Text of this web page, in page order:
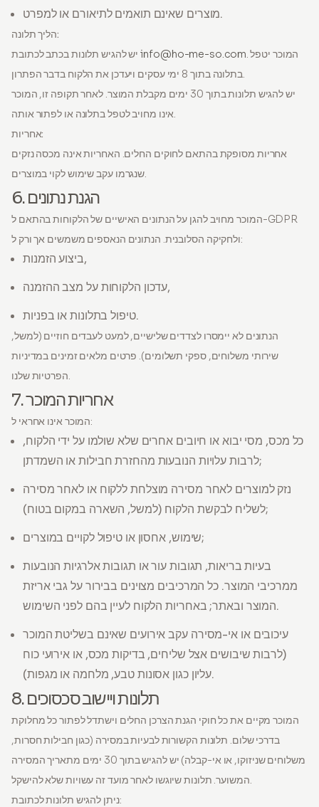
מוצרים שאינם תואמים לתיאורם או למפרט.
הליך תלונה:
יש להגיש תלונות בכתב לכתובתinfo@ho-me-so.com. המוכר יטפל
בתלונה בתוך 8 ימי עסקים ויעדכן את הלקוח בדבר הפתרון.
יש להגיש תלונות בתוך 30 ימים מקבלת המוצר. לאחר תקופה זו, המוכר
אינו מחויב לטפל בתלונה או לפתור אותה.
אחריות:
אחריות מסופקת בהתאם לחוקים החלים. האחריות אינה מכסה נזקים
שנגרמו עקב שימוש לקוי במוצרים.
6. הגנת נתונים
המוכר מחויב להגן על הנתונים האישיים של הלקוחות בהתאם ל-GDPR
ולחקיקה הסלובנית. הנתונים הנאספים משמשים אך ורק ל:
ביצוע הזמנות,
עדכון הלקוחות על מצב ההזמנה,
טיפול בתלונות או בפניות.
הנתונים לא יימסרו לצדדים שלישיים, למעט לעבדים חוזיים (למשל,
שירותי משלוחים, ספקי תשלומים). פרטים מלאים זמינים במדיניות
הפרטיות שלנו.
7. אחריות המוכר
המוכר אינו אחראי ל:
כל מכס, מסי יבוא או חיובים אחרים שלא שולמו על ידי הלקוח,
לרבות עלויות הנובעות מהחזרת חבילות או השמדתן;
נזק למוצרים לאחר מסירה מוצלחת ללקוח או לאחר מסירה
לשליח לבקשת הלקוח (למשל, השארה במקום בטוח);
שימוש, אחסון או טיפול לקויים במוצרים;
בעיות בריאות, תגובות עור או תגובות אלרגיות הנובעות
ממרכיבי המוצר. כל המרכיבים מצוינים בבירור על גבי אריזת
המוצר ובאתר; באחריות הלקוח לעיין בהם לפני השימוש.
עיכובים או אי-מסירה עקב אירועים שאינם בשליטת המוכר
(לרבות שיבושים אצל שליחים, בדיקות מכס, או אירועי כוח
עליון כגון אסונות טבע, מלחמה או מגפות).
8. תלונות ויישוב סכסוכים
המוכר מקיים את כל חוקי הגנת הצרכן החלים וישתדל לפתור כל מחלוקת
בדרכי שלום. תלונות הקשורות לבעיות במסירה (כגון חבילות חסרות,
משלוחים שניזוקו, או אי-קבלה) יש להגיש בתוך 30 ימים מתאריך המסירה
המשוער. תלונות שיוגשו לאחר מועד זה עשויות שלא להישקל.
ניתן להגיש תלונות לכתובת: